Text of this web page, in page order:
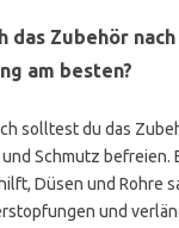
das Zubehör
am besten?
solltest du das
Schmutz befreien.
Düsen und Rohre
und